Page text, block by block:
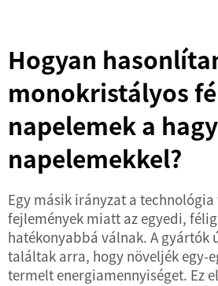
Hogyan
monokristályos
napelemek a
napelemekkel?
Egy másik irányzat a technológia
fejlemények miatt az egyedi,
hatékonyabbá válnak. A gyártók
találtak arra, hogy növeljék egy-
termelt energiamennyiséget. Ez